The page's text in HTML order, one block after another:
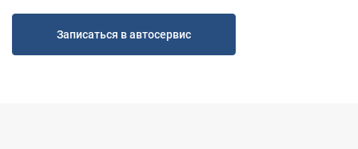
Записаться в автосервис